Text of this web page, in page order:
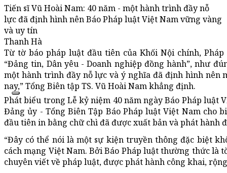
Tiến sĩ Vũ Hoài Nam: 40 năm - một hành trình đầy nỗ
lực đã định hình nên Báo Pháp luật Việt Nam vững vàng
và uy tín
Thanh Hà
Từ tờ báo pháp luật đầu tiên của Khối Nội chính,
“Đảng tin, Dân yêu - Doanh nghiệp đồng hành”, như
một hành trình đầy nỗ lực và ý nghĩa đã định hình nên
nay,” Tổng Biên tập TS. Vũ Hoài Nam khẳng định.
Phát biểu trong Lễ kỷ niệm 40 năm ngày Báo Pháp luật
Đảng ủy - Tổng Biên Tập Báo Pháp luật Việt Nam cho
đầu tiên in bằng chữ chì đã được xuất bản và phát hành
“Đây có thể nói là một sự kiện truyền thông đặc biệt
cách mạng Việt Nam. Bởi Báo Pháp luật thường thức là
chuyên viết về pháp luật, được phát hành công khai,